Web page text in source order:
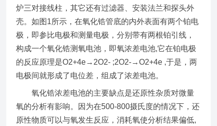
炉三对接线柱，其它还有过滤器、安装法兰和探头外
壳。如图1所示，在氧化锆管底的内外表面有两个铂电
极，即参比电极和测量电极，分别带有两根铂引线，
构成一个氧化锆测氧电池，即氧浓差电池,它在铂电极
的反应原理是O2+4e→2O2- ;2O2-→O2+4e ,于是，两
电极间就形成了电位差，组成了浓差电池。
氧化锆浓差电池的主要缺点是还原性杂质对微量
氧的分析有影响。因为在500-800摄氏度的情况下，还
原性物质可以与氧发生反应，消耗氧使分析结果偏低,